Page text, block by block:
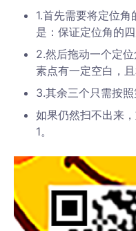
1.首先需要将定位
是：保证定位角的四
2.然后拖动一个定
素点有一定空白，
3.其余三个只需按照
如果仍然扫不出来
1。